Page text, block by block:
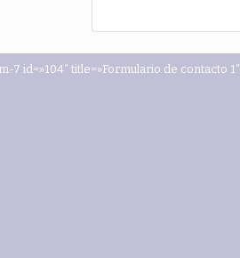
7 id=»104″ title=»Formulario de contacto 1″]